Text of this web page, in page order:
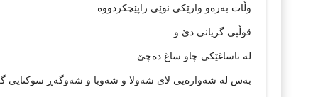
وڵات بەرەو وارێکی نوێی راپێچکردووە
قوڵپی گريانی دێ و
لە ناساغێکی چاو ساغ دەچێ
بەس لە شەوارەیی لای شەولا و شەوبا و شەوگەڕ سوکنایی